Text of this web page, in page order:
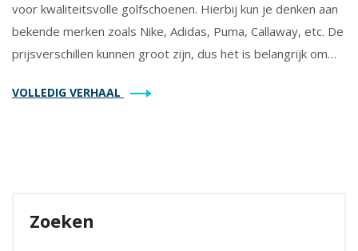
voor kwaliteitsvolle golfschoenen. Hierbij kun je denken aan
bekende merken zoals Nike, Adidas, Puma, Callaway, etc. De
prijsverschillen kunnen groot zijn, dus het is belangrijk om
Daarnaast is het ook belangrijk om de klantenservice en
VOLLEDIG VERHAAL
Zoeken